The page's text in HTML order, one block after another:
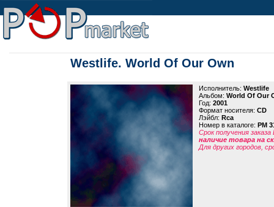
Westlife. World Of Our Own
Исполнитель: Westlife
Альбом: World Of Our
Год: 2001
Формат носителя: CD
Лэйбл: Rca
Номер в каталоге: PM
Срок получения
наличие товара на
Для других городов,